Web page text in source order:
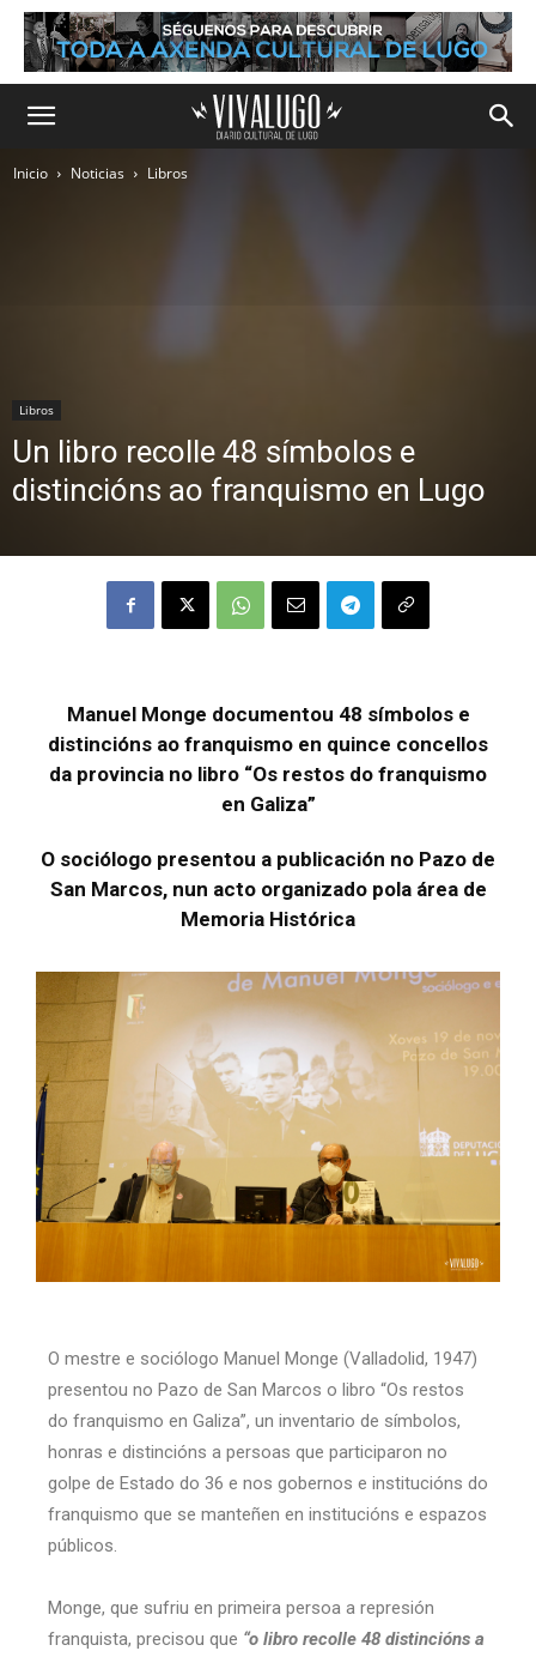
Inicio Noticias Libros
Libros
Un libro recolle 48 símbolos e
distincións ao franquismo en Lugo
Manuel Monge documentou 48 símbolos e
distincións ao franquismo en quince concellos
da provincia no libro “Os restos do franquismo
en Galiza”
O sociólogo presentou a publicación no Pazo de
San Marcos, nun acto organizado pola área de
Memoria Histórica
O mestre e sociólogo Manuel Monge (Valladolid, 1947)
presentou no Pazo de San Marcos o libro “Os restos
do franquismo en Galiza”, un inventario de símbolos,
honras e distincións a persoas que participaron no
golpe de Estado do 36 e nos gobernos e institucións do
franquismo que se manteñen en institucións e espazos
públicos.
Monge, que sufriu en primeira persoa a represión
franquista, precisou que “o libro recolle 48 distincións a